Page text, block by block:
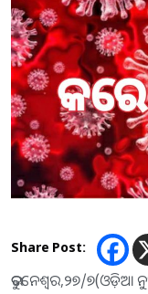
Share Post:
ଭୁବନେଶ୍ୱର,୨୭/୭(ଓଡ଼ିଆ